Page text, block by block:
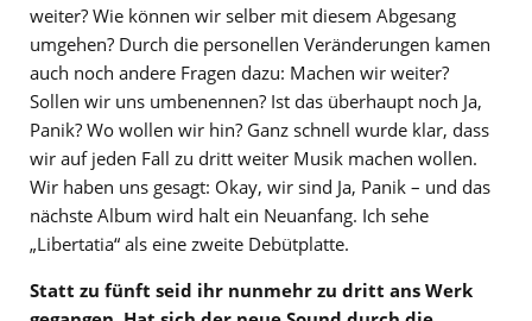
weiter? Wie können wir selber mit diesem Abgesang
umgehen? Durch die personellen Veränderungen kamen
auch noch andere Fragen dazu: Machen wir weiter?
Sollen wir uns umbenennen? Ist das überhaupt noch Ja,
Panik? Wo wollen wir hin? Ganz schnell wurde klar, dass
wir auf jeden Fall zu dritt weiter Musik machen wollen.
Wir haben uns gesagt: Okay, wir sind Ja, Panik – und das
nächste Album wird halt ein Neuanfang. Ich sehe
„Libertatia“ als eine zweite Debütplatte.
Statt zu fünft seid ihr nunmehr zu dritt ans Werk